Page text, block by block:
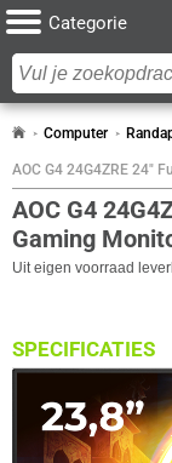
Categorie
Computer
AOC G4 24G4ZRE 24"
AOC G4
Gaming
Uit eigen voorraad
SPECIFICATIES
Eigenschap Waarde
Adobe RGB dekking
Antireflectiescherm